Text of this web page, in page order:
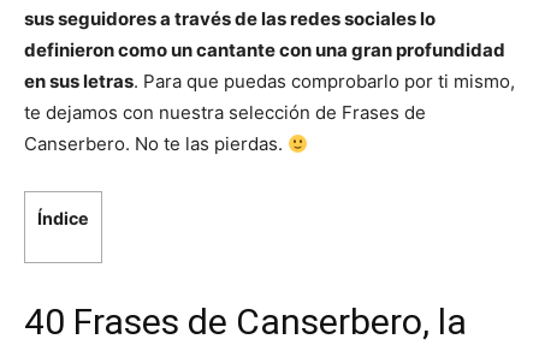
sus seguidores a través de las redes sociales lo
definieron como un cantante con una gran profundidad
en sus letras. Para que puedas comprobarlo por ti mismo,
te dejamos con nuestra selección de Frases de
Canserbero. No te las pierdas.
Índice
40 Frases de Canserbero, la